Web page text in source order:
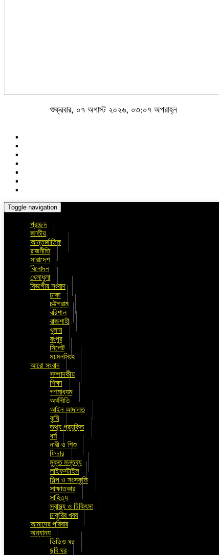
শুক্রবার, ০৭ অগাস্ট ২০২৬, ০৩:০৭ অপরাহ্ন
Toggle navigation
প্রচ্ছদ
জাতীয়
আন্তর্জাতিক
রাজনীতি
সারাদেশ
বিনোদন
খেলাধুলা
বিভাগীয় সংবাদ
ঢাকা
চট্টগ্রাম
বরিশাল
রাজশাহী
খুলনা
রংপুর
সিলেট
ময়মনসিংহ
আরো সংবাদ
সম্পাদকীয়
শিক্ষা
গণমাধ্যম
অর্থনীতি
আইন আদালত
কৃষি
তথ্য প্রযুক্তি
ধর্ম
নারী ও শিশু
ফিচার
মুক্ত মন্তব্য
লাইফস্টাইল
শিল্প ও সংস্কৃতি
সাক্ষাতকার
সাহিত্য
স্বাস্থ্য ও চিকিৎসা
চাকুরির খবর
আমাদের পরিবার
অন্যান্য
ভিডিও ঘর
ছবি ঘর